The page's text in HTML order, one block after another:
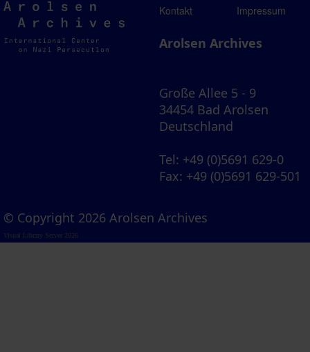
Arolsen
Archives
Kontakt Impressum
Arolsen Archives
Große Allee 5 - 9
34454 Bad Arolsen
Deutschland
Tel: +49 (0)5691 629-0
Fax: +49 (0)5691 629-501
© Copyright 2026 Arolsen Archives
Visual Library Server 2026